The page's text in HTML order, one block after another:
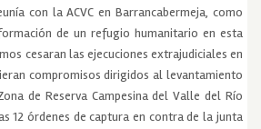
con la ACVC en Barrancabermeja, como
de un refugio humanitario en esta
cesaran las ejecuciones extrajudiciales en
compromisos dirigidos al levantamiento
de Reserva Campesina del Valle del Río
12 órdenes de captura en contra de la junta